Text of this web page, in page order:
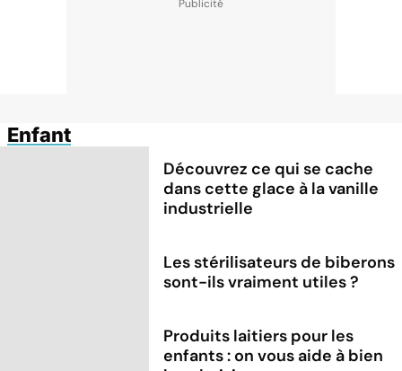
Enfant
Découvrez ce qui se cache
dans cette glace à la vanille
industrielle
Les stérilisateurs de biberons
sont-ils vraiment utiles ?
Produits laitiers pour les
enfants : on vous aide à bien